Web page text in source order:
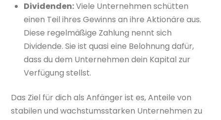
Dividenden:Viele Unternehmen schütten
einen Teil ihres Gewinns an ihre Aktionäre aus.
Diese regelmäßige Zahlung nennt sich
Dividende. Sie ist quasi eine Belohnung dafür,
dass du dem Unternehmen dein Kapital zur
Verfügung stellst.
Das Ziel für dich als Anfänger ist es, Anteile von
stabilen und wachstumsstarken Unternehmen zu